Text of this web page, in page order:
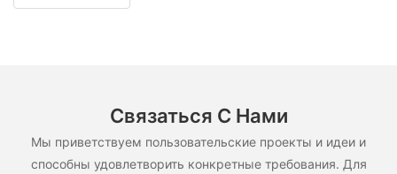
Связаться С Нами
Мы приветствуем пользовательские проекты и идеи и
способны удовлетворить конкретные требования. Для